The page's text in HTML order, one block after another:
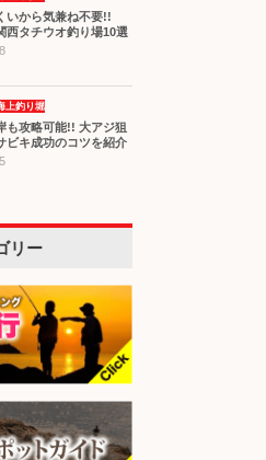
いから気兼ね不要!!
西タチウオ釣り場10選
上釣り堀
も攻略可能!! 大アジ狙
ビキ成功のコツを紹介
リー